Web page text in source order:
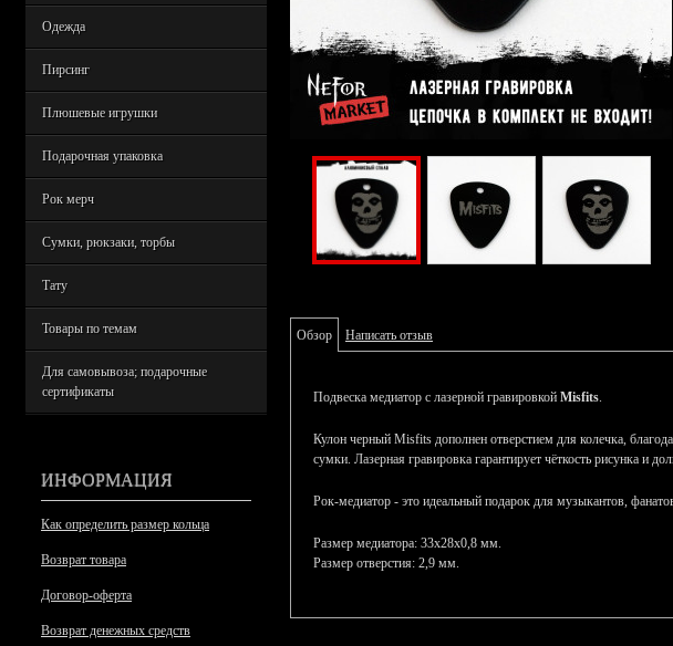
Одежда
Пирсинг
Плюшевые игрушки
Подарочная упаковка
Рок мерч
Сумки, рюкзаки, торбы
Тату
Товары по темам
Для самовывоза; подарочные
сертификаты
ИНФОРМАЦИЯ
Как определить размер кольца
Возврат товара
Договор-оферта
Возврат денежных средств
Обзор Написать отзыв
Подвеска медиатор с лазерной гравировкой Misfits.
Кулон черный Misfits дополнен отверстием для колечка,
сумки. Лазерная гравировка гарантирует чёткость рисунка и
Рок-медиатор - это идеальный подарок для музыкантов,
Размер медиатора: 33х28х0,8 мм.
Размер отверстия: 2,9 мм.